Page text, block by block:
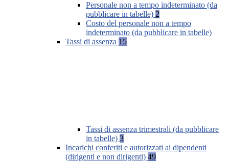
Personale non a tempo indeterminato (da
pubblicare in tabelle) 2
Costo del personale non a tempo
indeterminato (da pubblicare in tabelle)
Tassi di assenza 15
Tassi di assenza trimestrali (da pubblicare
in tabelle) 3
Incarichi conferiti e autorizzati ai dipendenti
(dirigenti e non dirigenti) 49